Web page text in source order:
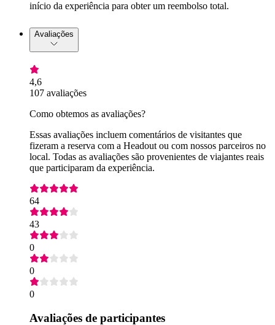
início da experiência para obter um reembolso total.
Avaliações
4,6
107 avaliações
Como obtemos as avaliações?
Essas avaliações incluem comentários de visitantes que
fizeram a reserva com a Headout ou com nossos parceiros no
local. Todas as avaliações são provenientes de viajantes reais
que participaram da experiência.
64
43
0
0
0
Avaliações de participantes